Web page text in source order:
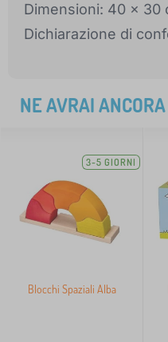
Dimensioni: 40 x 30
Dichiarazione di
NE AVRAI
3-5 GIORNI
Blocchi Spaziali Alba